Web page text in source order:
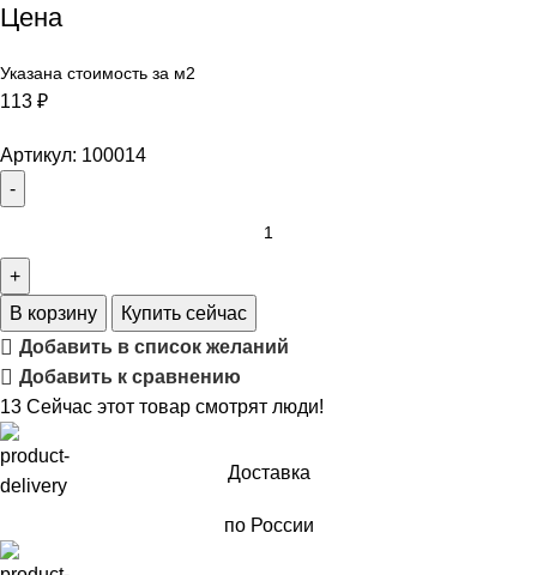
Цена
Указана стоимость за м2
113 ₽
Артикул: 100014
В корзину
Купить сейчас
Добавить в список желаний
Добавить к сравнению
13 Сейчас этот товар смотрят люди!
Доставка
по России